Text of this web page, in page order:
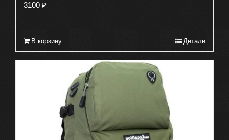
3100 ₽
В корзину Детали